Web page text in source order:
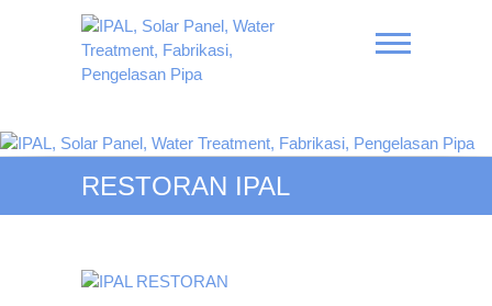
IPAL, Solar Panel, Water
Treatment, Fabrikasi,
Pengelasan Pipa
RESTORAN IPAL